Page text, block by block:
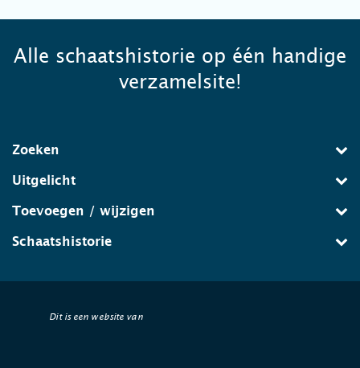
Alle schaatshistorie op één handige
verzamelsite!
Zoeken
Uitgelicht
Toevoegen / wijzigen
Schaatshistorie
Dit is een website van